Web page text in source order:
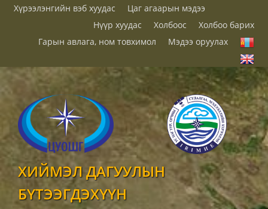
Хүрээлэнгийн вэб хуудас
Цаг агаарын мэдээ
Нүүр хуудас
Холбоос
Холбоо барих
Гарын авлага, ном товхимол
Мэдээ оруулах
ХИЙМЭЛ ДАГУУЛЫН
БҮТЭЭГДЭХҮҮН